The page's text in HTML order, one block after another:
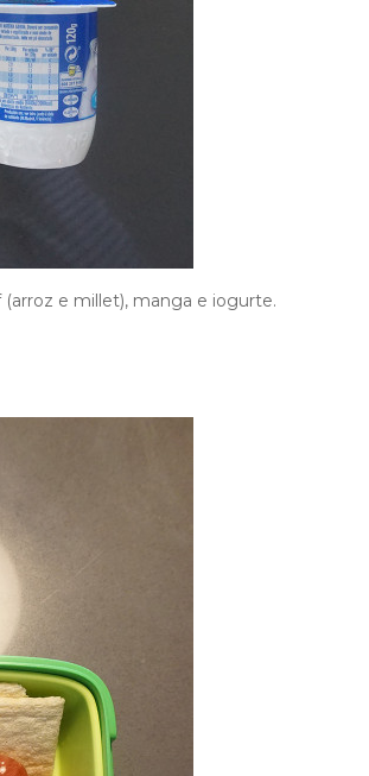
e millet), manga e iogurte.